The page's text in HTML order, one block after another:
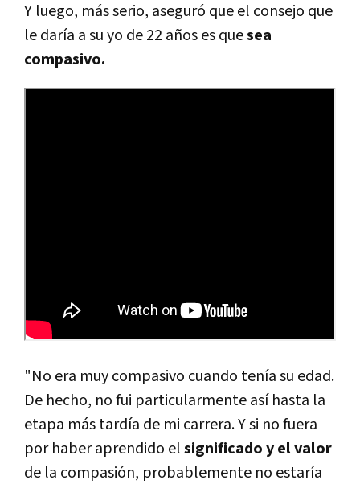
Y luego, más serio, aseguró que el consejo que
le darí­a a su yo de 22 años es quesea
compasivo.
"No era muy compasivo cuando tení­a su edad.
De hecho, no fui particularmente así­ hasta la
etapa más tardí­a de mi carrera. Y si no fuera
por haber aprendido elsignificado y el valor
de la compasión, probablemente no estarí­a